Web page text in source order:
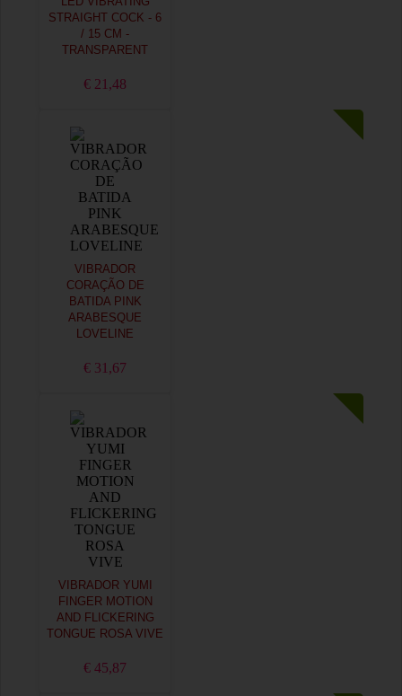
STRAIGHT COCK - 6
/ 15 CM -
TRANSPARENT
€ 21,48
VIBRADOR
CORAÇÃO DE
BATIDA PINK
ARABESQUE
LOVELINE
€ 31,67
VIBRADOR YUMI
FINGER MOTION
AND FLICKERING
TONGUE ROSA VIVE
€ 45,87